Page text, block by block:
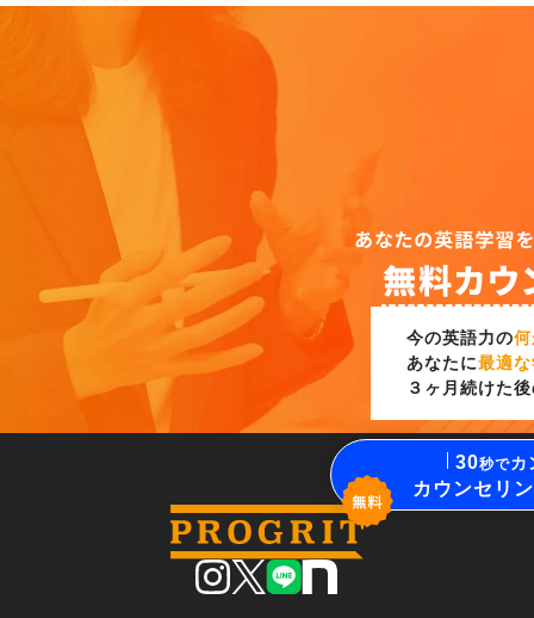
今の英語力の
あなたに最適な
３ヶ月続けた
30秒でカ
カウンセリ